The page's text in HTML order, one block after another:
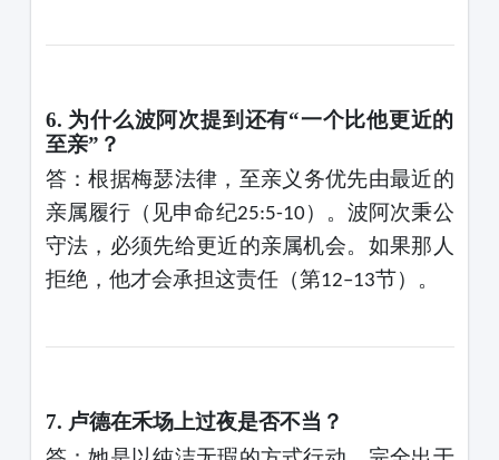
6. 为什么波阿次提到还有“一个比他更近的
至亲”？
答：根据梅瑟法律，至亲义务优先由最近的
亲属履行（见申命纪25:5-10）。波阿次秉公
守法，必须先给更近的亲属机会。如果那人
拒绝，他才会承担这责任（第12–13节）。
7. 卢德在禾场上过夜是否不当？